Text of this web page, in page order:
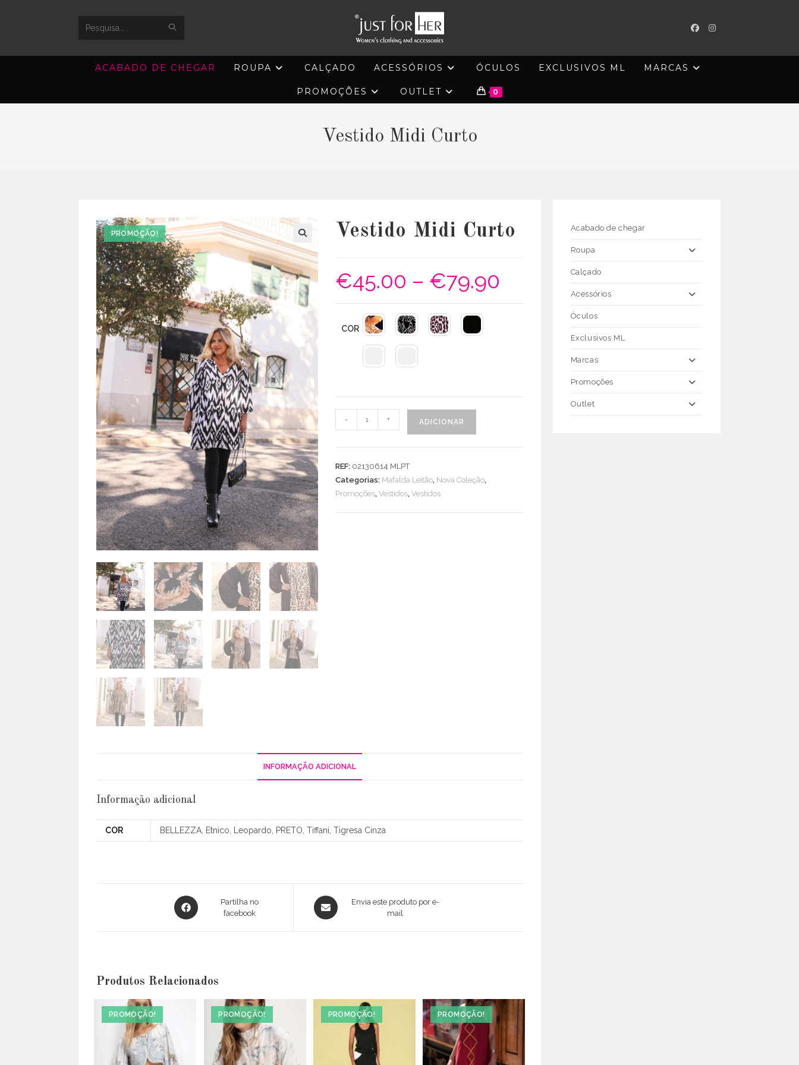
Search
ACABADO DE CHEGAR ROUPA CALÇADO ACESSÓRIOS ÓCULOS EXCLUSIVOS ML MARCAS
PROMOÇÕES OUTLET 0
Vestido Midi Curto
PROMOÇÃO!
🔍
Vestido Midi Curto
€45.00 – €79.90
COR
de
- + ADICIONAR
REF: 02130614 MLPT
Categorias: Mafalda Leitão, Nova Coleção,
Promoções, Vestidos, Vestidos
INFORMAÇÃO ADICIONAL
Informação adicional
COR BELLEZZA, Etnico, Leopardo, PRETO, Tiffani, Tigresa Cinza
Opens
in
Partilha no
facebook
Opens
in
Envia este produto por e-
mail
Produtos Relacionados
PROMOÇÃO! PROMOÇÃO! PROMOÇÃO! PROMOÇÃO!
Acabado de chegar
Roupa
Calçado
Acessórios
Óculos
Exclusivos ML
Marcas
Promoções
Outlet